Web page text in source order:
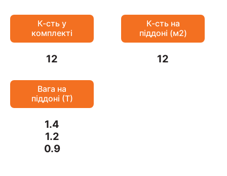
К-сть у
комплекті
12
К-сть на
піддоні (м2)
12
Вага на
піддоні (Т)
1.4
1.2
0.9